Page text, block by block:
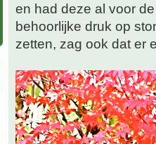
en had deze al voor
behoorlijke druk op
zetten, zag ook dat er